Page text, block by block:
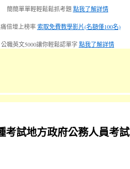
簡簡單單輕輕鬆鬆抓考題 點我了解詳情
倍增上榜率 索取免費教學影片(名額僅100名)
公職英文5000讓你輕鬆認單字 點我了解詳情
考試地方政府公務人員考試